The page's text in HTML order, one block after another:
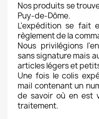
Nos produits se
Puy-de-Dôme.
L'expédition se fait
règlement de la
Nous privilégions
sans signature mais
articles légers et
Une fois le colis
mail contenant un
de savoir où en est
traitement.